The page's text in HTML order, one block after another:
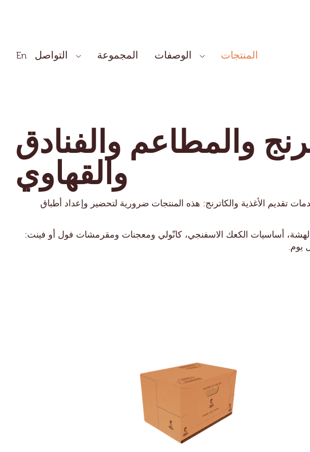
المنتجات الوصفات المجموعة التواصل En
والمطاعم والفنادق
والقهاوي
تقديم الأغذية والكاترنج: هذه المنتجات ضرورية لتحضير وإعداد أطباق
الهشة، أساسيات الكعك الاسفنجي، كانّولي ومعجنات ومقرمشات فول أو فينت:
يوم.